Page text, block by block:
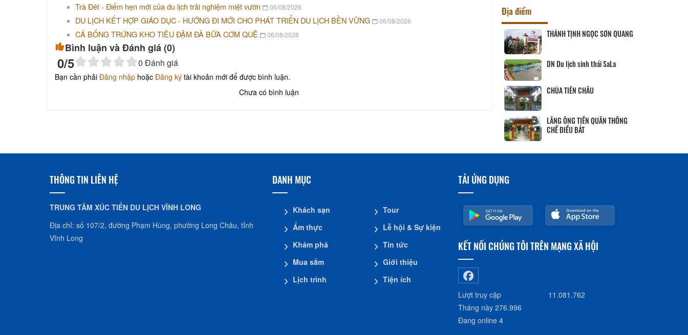
Trà Đét - Điểm hẹn mới của du lịch trải nghiệm miệt vườn 06/08/2026
DU LỊCH KẾT HỢP GIÁO DỤC - HƯỚNG ĐI MỚI CHO PHÁT TRIỂN DU LỊCH BỀN VỮNG 06/08/2026
CÁ BỐNG TRỨNG KHO TIÊU ĐẬM ĐÀ BỮA CƠM QUÊ 06/08/2026
Bình luận và Đánh giá (0)
0/5 0 Đánh giá
Bạn cần phải Đăng nhập hoặc Đăng ký tài khoản mới để được bình luận.
Chưa có bình luận
Địa điểm
Khu tưởng niệm cố Thủ tướng Võ
Khu lưu niệm Giáo sư, Viện sĩ
THÁNH TỊNH NGỌC SƠN QUANG
DN Du lịch sinh thái SaLa
CHÙA TIÊN CHÂU
LĂNG ÔNG TIỀN QUÂN THỐNG
CHẾ ĐIỀU BÁT
THÔNG TIN LIÊN HỆ
TRUNG TÂM XÚC TIẾN DU LỊCH VĨNH LONG
Địa chỉ: số 107/2, đường Phạm Hùng, phường Long Châu, tỉnh
Vĩnh Long
DANH MỤC
Khách sạn
Ẩm thực
Khám phá
Mua sắm
Lịch trình
Tour
Lễ hội & Sự kiện
Tin tức
Giới thiệu
Tiện ích
TẢI ỨNG DỤNG
KẾT NỐI CHÚNG TÔI TRÊN MẠNG XÃ HỘI
Lượt truy cập
11.081.762
Tháng này 276.996
Đang online 4